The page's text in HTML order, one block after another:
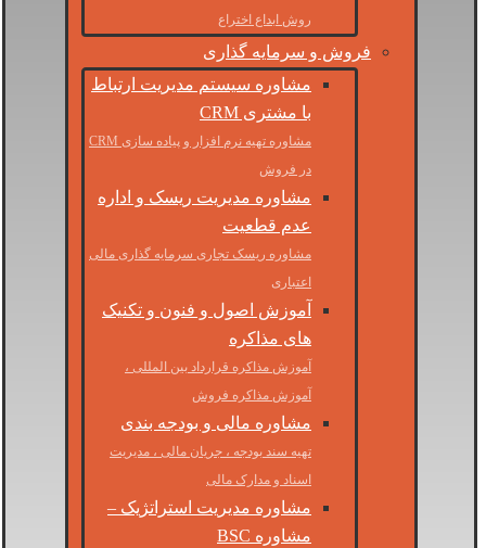
روش ابداع اختراع
فروش و سرمایه گذاری
مشاوره سیستم مدیریت ارتباط
با مشتری CRM
مشاوره تهیه نرم افزار و پیاده سازی CRM
در فروش
مشاوره مدیریت ریسک و اداره
عدم قطعیت
مشاوره ریسک تجاری سرمایه گذاری مالی
اعتباری
آموزش اصول و فنون و تکنیک
های مذاکره
آموزش مذاکره قرارداد بین المللی ،
آموزش مذاکره فروش
مشاوره مالی و بودجه بندی
تهیه سند بودجه ، جریان مالی ، مدیریت
اسناد و مدارک مالی
مشاوره مدیریت استراتژیک –
مشاوره BSC